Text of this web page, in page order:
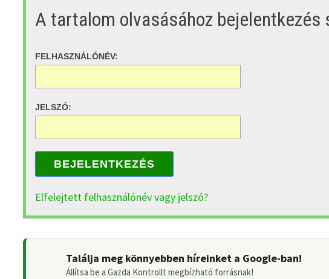
A tartalom olvasásához bejelentkezés
FELHASZNÁLÓNÉV:
JELSZÓ:
BEJELENTKEZÉS
Elfelejtett felhasználónév vagy jelszó?
Találja meg könnyebben híreinket a Google-ban!
Állítsa be a Gazda Kontrollt megbízható forrásnak!